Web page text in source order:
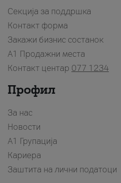
Секција за поддршка
Контакт форма
Закажи бизнис состанок
A1 Продажни места
Контакт центар 077 1234
Профил
За нас
Новости
А1 Групација
Кариера
Заштита на лични податоци